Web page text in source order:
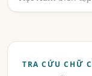
TRA CỨU CHỮ